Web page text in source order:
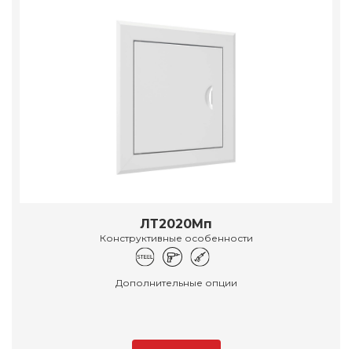
ЛТ2020Мп
Конструктивные особенности
Дополнительные опции